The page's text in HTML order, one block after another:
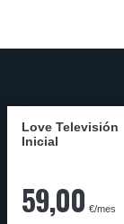
Love Televisión
Inicial
59,00 €/mes